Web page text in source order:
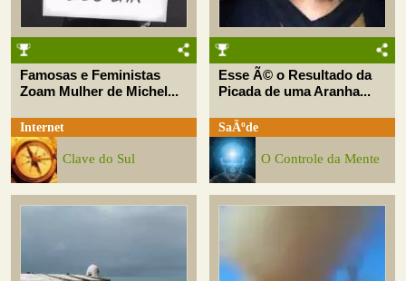
Famosas e Feministas
Zoam Mulher de Michel...
Internet
Clave do Sul
Esse Ã© o Resultado da
Picada de uma Aranha...
SaÃºde
O Controle da Mente